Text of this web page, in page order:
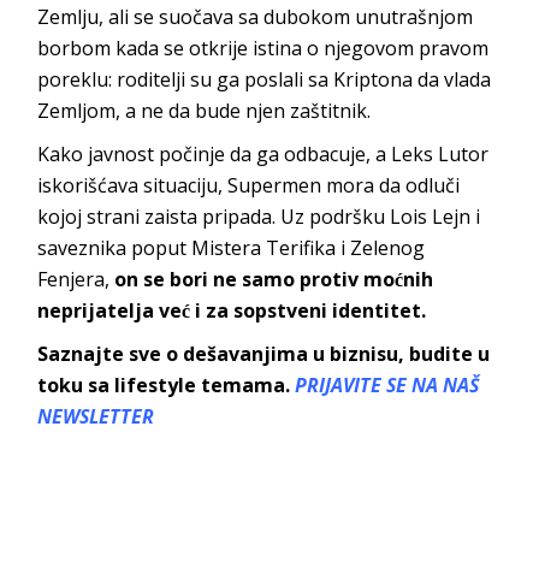
Zemlju, ali se suočava sa dubokom unutrašnjom
borbom kada se otkrije istina o njegovom pravom
poreklu: roditelji su ga poslali sa Kriptona da vlada
Zemljom, a ne da bude njen zaštitnik.
Kako javnost počinje da ga odbacuje, a Leks Lutor
iskorišćava situaciju, Supermen mora da odluči
kojoj strani zaista pripada. Uz podršku Lois Lejn i
saveznika poput Mistera Terifika i Zelenog
Fenjera, on se bori ne samo protiv moćnih
neprijatelja već i za sopstveni identitet.
Saznajte sve o dešavanjima u biznisu, budite u
toku sa lifestyle temama.PRIJAVITE SE NA NAŠ
NEWSLETTER